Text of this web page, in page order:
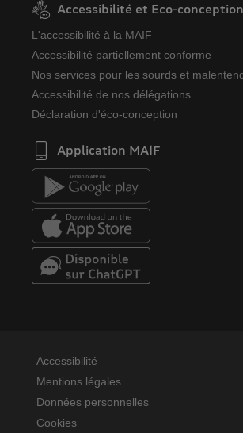
Accessibilité et Eco-conception
L'accessibilité à la MAIF
Accessibilité partiellement conforme
Nos services pour les sourds et
Accessibilité de nos délégations
Déclaration d'éco-conception
Application MAIF
Accessibilité
Mentions légales
Données personnelles
Cookies